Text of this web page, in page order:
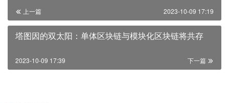
上一篇 2023-10-09 17:19
塔图因的双太阳：单体区块链与模块化区块链将共存
下一篇
2023-10-09 17:39